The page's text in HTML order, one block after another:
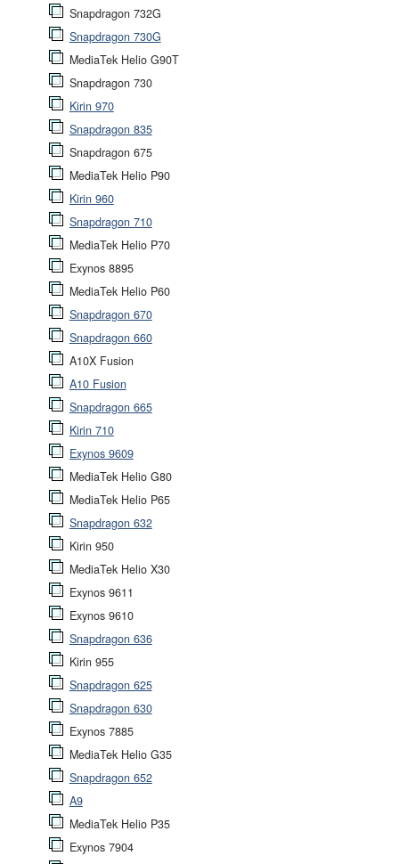
Snapdragon 732G
Snapdragon 730G
MediaTek Helio G90T
Snapdragon 730
Kirin 970
Snapdragon 835
Snapdragon 675
MediaTek Helio P90
Kirin 960
Snapdragon 710
MediaTek Helio P70
Exynos 8895
MediaTek Helio P60
Snapdragon 670
Snapdragon 660
A10X Fusion
A10 Fusion
Snapdragon 665
Kirin 710
Exynos 9609
MediaTek Helio G80
MediaTek Helio P65
Snapdragon 632
Kirin 950
MediaTek Helio X30
Exynos 9611
Exynos 9610
Snapdragon 636
Kirin 955
Snapdragon 625
Snapdragon 630
Exynos 7885
MediaTek Helio G35
Snapdragon 652
A9
MediaTek Helio P35
Exynos 7904